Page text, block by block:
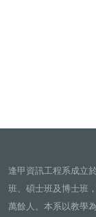
逢甲資訊工程系成立
班、碩士班及博士班
萬餘人。本系以教學